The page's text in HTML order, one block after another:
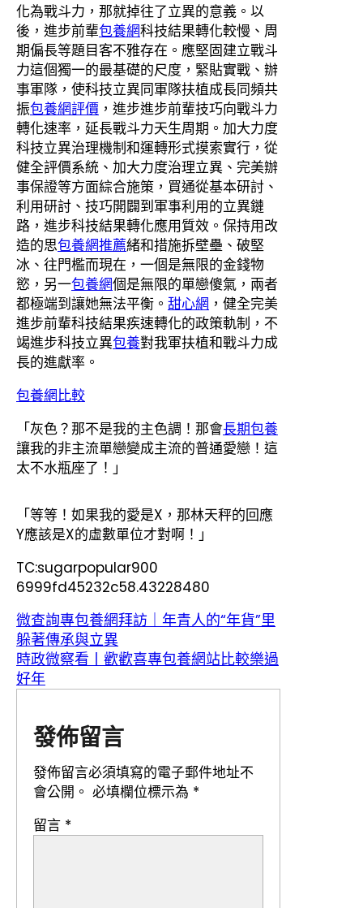
化為戰斗力，那就掉往了立異的意義。以
後，進步前輩包養網科技結果轉化較慢、周
期偏長等題目客不雅存在。應堅固建立戰斗
力這個獨一的最基礎的尺度，緊貼實戰、辦
事軍隊，使科技立異同軍隊扶植成長同頻共
振包養網評價 ，進步進步前輩技巧向戰斗力
轉化速率，延長戰斗力天生周期。加大力度
科技立異治理機制和運轉形式摸索實行，從
健全評價系統、加大力度治理立異、完美辦
事保證等方面綜合施策，買通從基本研討、
利用研討、技巧開闢到軍事利用的立異鏈
路，進步科技結果轉化應用質效。保持用改
造的思包養網推薦緒和措施拆壁壘、破堅
冰、往門檻而現在，一個是無限的金錢物
慾，另一包養網個是無限的單戀傻氣，兩者
都極端到讓她無法平衡。 甜心網 ，健全完美
進步前輩科技結果疾速轉化的政策軌制，不
竭進步科技立異包養對我軍扶植和戰斗力成
長的進獻率。
包養網比較
「灰色？那不是我的主色調！那會長期包養
讓我的非主流單戀變成主流的普通愛戀！這
太不水瓶座了！」
「等等！如果我的愛是X，那林天秤的回應
Y應該是X的虛數單位才對啊！」
TC:sugarpopular900
6999fd45232c58.43228480
微查詢專包養網拜訪｜年青人的“年貨”里
躲著傳承與立異
時政微察看丨歡歡喜專包養網站比較樂過
好年
發佈留言
發佈留言必須填寫的電子郵件地址不
會公開。 必填欄位標示為 *
留言 *